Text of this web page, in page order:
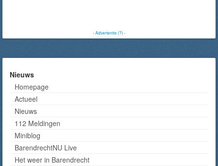
-Advertentie (?)-
Nieuws
Homepage
Actueel
Nieuws
112 Meldingen
Miniblog
BarendrechtNU Live
Het weer in Barendrecht